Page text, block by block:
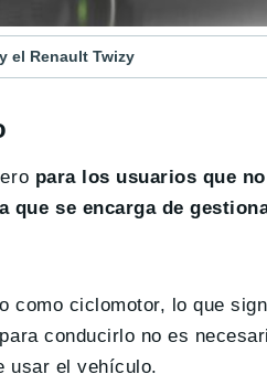
el Renault Twizy
para los usuarios que
que se encarga de
como ciclomotor, lo que
conducirlo no es
usar el vehículo.